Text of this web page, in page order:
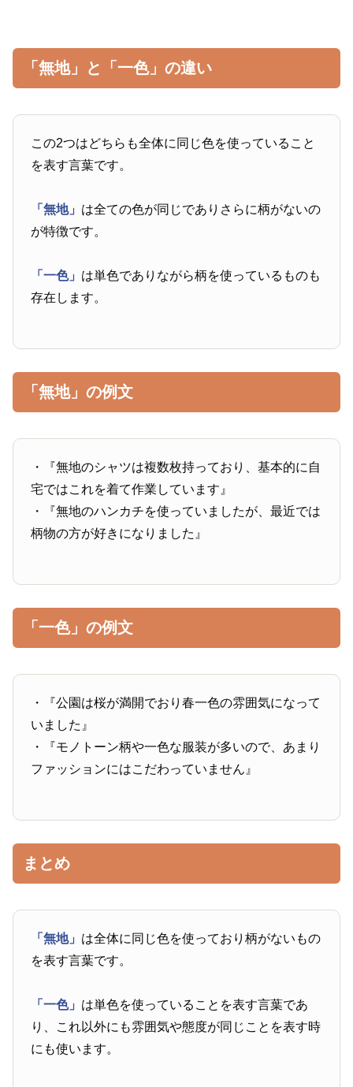
「無地」と「一色」の違い
この2つはどちらも全体に同じ色を使っていること
を表す言葉です。
「無地」 は全ての色が同じでありさらに柄がないの
が特徴です。
「一色」 は単色でありながら柄を使っているものも
存在します。
「無地」の例文
・『無地のシャツは複数枚持っており、基本的に自
宅ではこれを着て作業しています』
・『無地のハンカチを使っていましたが、最近では
柄物の方が好きになりました』
「一色」の例文
・『公園は桜が満開でおり春一色の雰囲気になって
いました』
・『モノトーン柄や一色な服装が多いので、あまり
ファッションにはこだわっていません』
まとめ
「無地」 は全体に同じ色を使っており柄がないもの
を表す言葉です。
「一色」 は単色を使っていることを表す言葉であ
り、これ以外にも雰囲気や態度が同じことを表す時
にも使います。